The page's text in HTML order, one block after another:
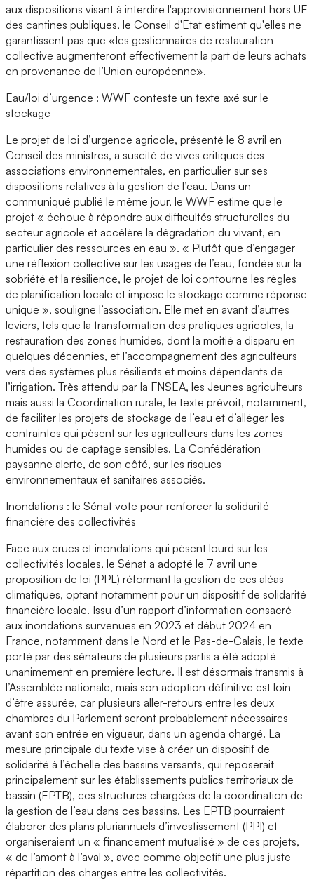
aux dispositions visant à interdire l'approvisionnement hors UE
des cantines publiques, le Conseil d'Etat estiment qu'elles ne
garantissent pas que «les gestionnaires de restauration
collective augmenteront effectivement la part de leurs achats
en provenance de l’Union européenne».
Eau/loi d’urgence : WWF conteste un texte axé sur le
stockage
Le projet de loi d’urgence agricole, présenté le 8 avril en
Conseil des ministres, a suscité de vives critiques des
associations environnementales, en particulier sur ses
dispositions relatives à la gestion de l’eau. Dans un
communiqué publié le même jour, le WWF estime que le
projet « échoue à répondre aux difficultés structurelles du
secteur agricole et accélère la dégradation du vivant, en
particulier des ressources en eau ». « Plutôt que d’engager
une réflexion collective sur les usages de l’eau, fondée sur la
sobriété et la résilience, le projet de loi contourne les règles
de planification locale et impose le stockage comme réponse
unique », souligne l’association. Elle met en avant d’autres
leviers, tels que la transformation des pratiques agricoles, la
restauration des zones humides, dont la moitié a disparu en
quelques décennies, et l’accompagnement des agriculteurs
vers des systèmes plus résilients et moins dépendants de
l’irrigation. Très attendu par la FNSEA, les Jeunes agriculteurs
mais aussi la Coordination rurale, le texte prévoit, notamment,
de faciliter les projets de stockage de l’eau et d’alléger les
contraintes qui pèsent sur les agriculteurs dans les zones
humides ou de captage sensibles. La Confédération
paysanne alerte, de son côté, sur les risques
environnementaux et sanitaires associés.
Inondations : le Sénat vote pour renforcer la solidarité
financière des collectivités
Face aux crues et inondations qui pèsent lourd sur les
collectivités locales, le Sénat a adopté le 7 avril une
proposition de loi (PPL) réformant la gestion de ces aléas
climatiques, optant notamment pour un dispositif de solidarité
financière locale. Issu d’un rapport d’information consacré
aux inondations survenues en 2023 et début 2024 en
France, notamment dans le Nord et le Pas-de-Calais, le texte
porté par des sénateurs de plusieurs partis a été adopté
unanimement en première lecture. Il est désormais transmis à
l’Assemblée nationale, mais son adoption définitive est loin
d’être assurée, car plusieurs aller-retours entre les deux
chambres du Parlement seront probablement nécessaires
avant son entrée en vigueur, dans un agenda chargé. La
mesure principale du texte vise à créer un dispositif de
solidarité à l’échelle des bassins versants, qui reposerait
principalement sur les établissements publics territoriaux de
bassin (EPTB), ces structures chargées de la coordination de
la gestion de l’eau dans ces bassins. Les EPTB pourraient
élaborer des plans pluriannuels d’investissement (PPI) et
organiseraient un « financement mutualisé » de ces projets,
« de l’amont à l’aval », avec comme objectif une plus juste
répartition des charges entre les collectivités.